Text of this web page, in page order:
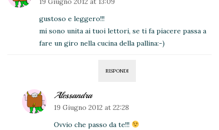
gustoso e leggero!!!
mi sono unita ai tuoi lettori, se ti fa piacere passa a
fare un giro nella cucina della pallina:-)
RISPONDI
Alessandra
19 Giugno 2012 at 22:28
Ovvio che passo da te!!!